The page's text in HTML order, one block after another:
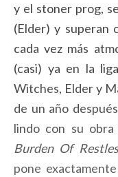
y el stoner prog,
(Elder) y superan
cada vez más
(casi) ya en la
Witches, Elder y
de un año
lindo con su obra
Burden Of
pone